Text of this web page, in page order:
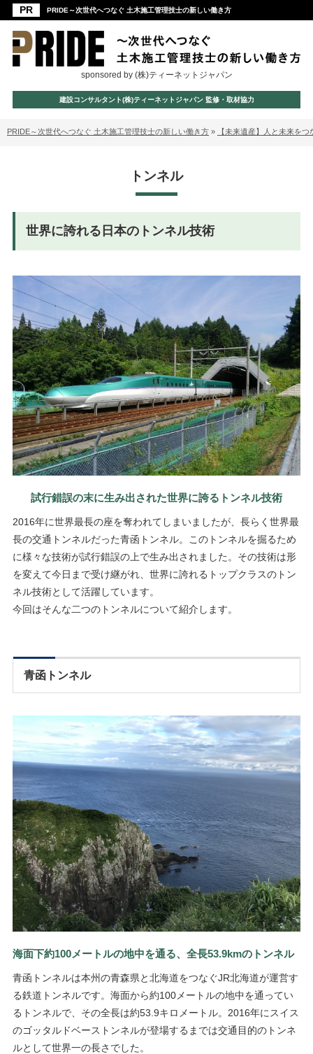
PRIDE～次世代へつなぐ 土木施工管理技士の新しい働き方
sponsored by (株)ティーネットジャパン
建設コンサルタント(株)ティーネットジャパン 監修・取材協力
PRIDE～次世代へつなぐ 土木施工管理技士の新しい働き方 » 【未来遺産】人と未来を
トンネル
世界に誇れる日本のトンネル技術
試行錯誤の末に生み出された世界に誇るトンネル技術
2016年に世界最長の座を奪われてしまいましたが、長らく世界最
長の交通トンネルだった青函トンネル。このトンネルを掘るため
に様々な技術が試行錯誤の上で生み出されました。その技術は形
を変えて今日まで受け継がれ、世界に誇れるトップクラスのトン
ネル技術として活躍しています。
今回はそんな二つのトンネルについて紹介します。
青函トンネル
海面下約100メートルの地中を通る、全長53.9kmのトンネル
青函トンネルは本州の青森県と北海道をつなぐJR北海道が運営す
る鉄道トンネルです。海面から約100メートルの地中を通ってい
るトンネルで、その全長は約53.9キロメートル。2016年にスイス
のゴッタルドベーストンネルが登場するまでは交通目的のトンネ
ルとして世界一の長さでした。